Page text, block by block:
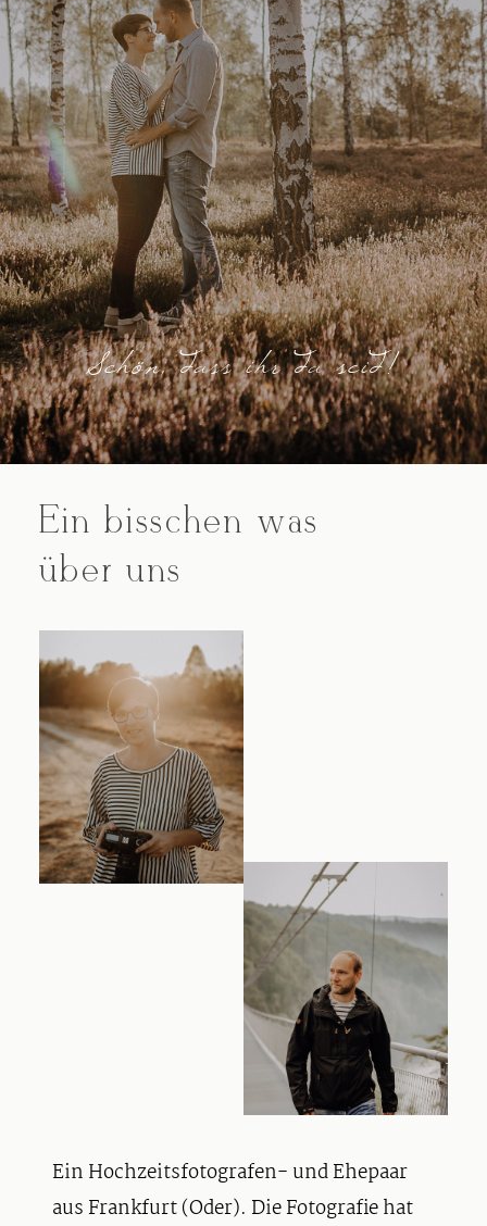
Kontakt
Schön, dass ihr da seid!
Ein bisschen was
über uns
Ein Hochzeitsfotografen- und Ehepaar
aus Frankfurt (Oder). Die Fotografie hat